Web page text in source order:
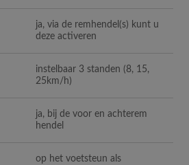
ja, via de remhendel(s) kunt u
deze activeren
instelbaar 3 standen (8, 15,
25km/h)
ja, bij de voor en achterem
hendel
op het voetsteun als